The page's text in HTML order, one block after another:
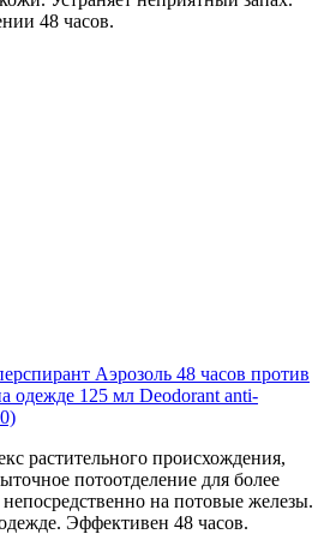
48 часов.
Аэрозоль 48 часов против
одежде 125 мл Deodorant anti-
растительного происхождения,
потоотделение для более
на потовые железы.
Эффективен 48 часов.